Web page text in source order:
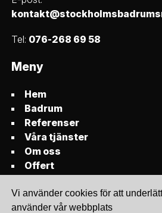
Vi använder cookies för att
använder vår webbplats
Tel: 076-268 69 58
Meny
Hem
Badrum
Referenser
Våra tjänster
Om oss
Offert